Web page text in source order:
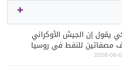
يقول إن الجيش الأوكراني
مصفاتين للنفط في روسيا